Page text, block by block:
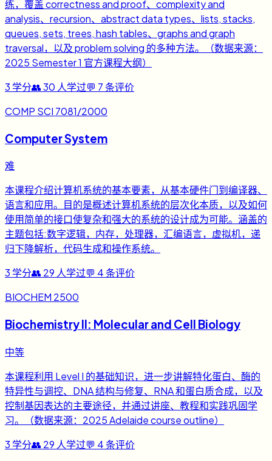
练，覆盖 correctness and proof、complexity and
analysis、recursion、abstract data types、lists, stacks,
queues, sets, trees, hash tables、graphs and graph
traversal，以及 problem solving 的多种方法。（数据来源：
2025 Semester 1 官方课程大纲）
3 学分👥30 人学过💬 7条评价
COMP SCI 7081/2000
Computer System
难
本课程介绍计算机系统的基本要素，从基本硬件门到编译器、
语言和应用。目的是概述计算机系统的层次化本质，以及如何
使用简单的接口使复杂和强大的系统的设计成为可能。涵盖的
主题包括:数字逻辑，内存，处理器，汇编语言，虚拟机，递
归下降解析，代码生成和操作系统。
3 学分👥 29 人学过💬 4条评价
BIOCHEM 2500
Biochemistry II: Molecular and Cell Biology
中等
本课程利用 Level I 的基础知识，进一步讲解特化蛋白、酶的
特异性与调控、DNA 结构与修复、RNA 和蛋白质合成，以及
控制基因表达的主要途径，并通过讲座、教程和实践巩固学
习。（数据来源：2025 Adelaide course outline）
3 学分👥 29 人学过💬 4条评价